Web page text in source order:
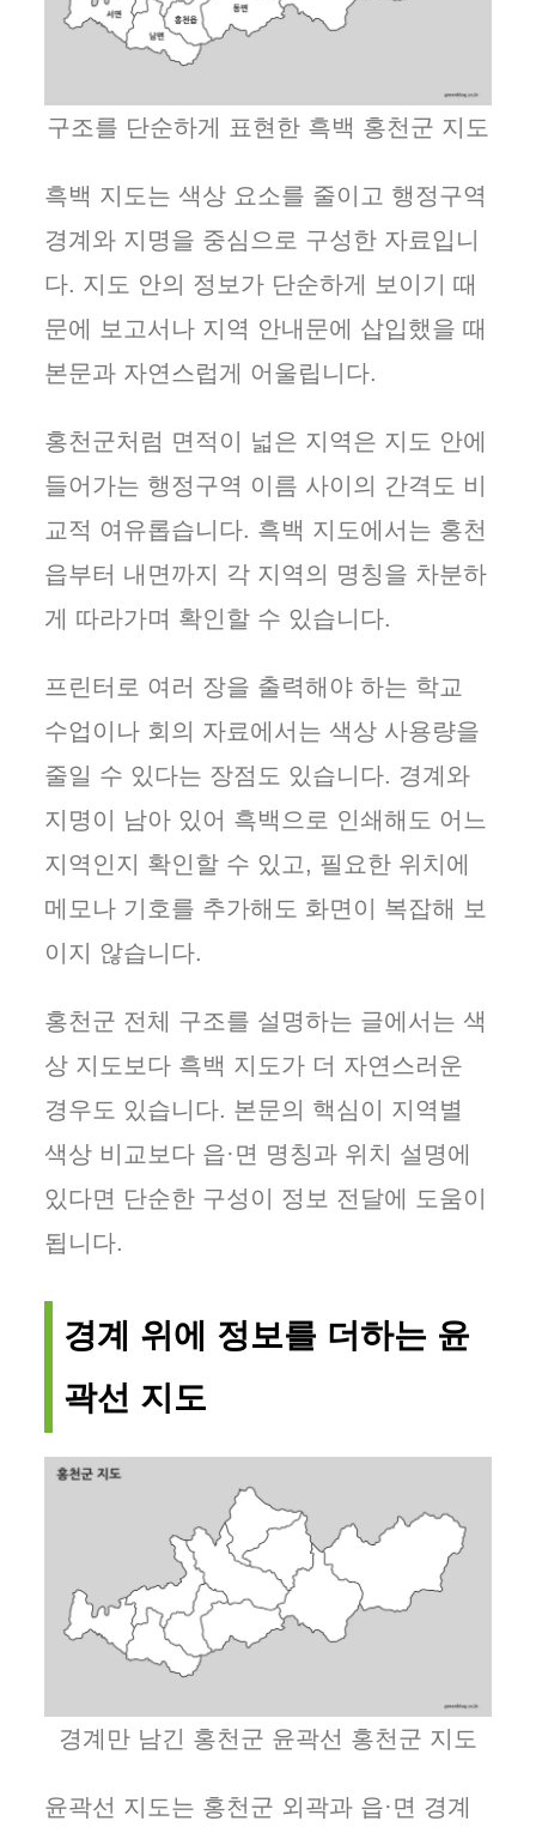
구조를 단순하게 표현한 흑백 홍천군 지도
흑백 지도는 색상 요소를 줄이고 행정구역
경계와 지명을 중심으로 구성한 자료입니
다. 지도 안의 정보가 단순하게 보이기 때
문에 보고서나 지역 안내문에 삽입했을 때
본문과 자연스럽게 어울립니다.
홍천군처럼 면적이 넓은 지역은 지도 안에
들어가는 행정구역 이름 사이의 간격도 비
교적 여유롭습니다. 흑백 지도에서는 홍천
읍부터 내면까지 각 지역의 명칭을 차분하
게 따라가며 확인할 수 있습니다.
프린터로 여러 장을 출력해야 하는 학교
수업이나 회의 자료에서는 색상 사용량을
줄일 수 있다는 장점도 있습니다. 경계와
지명이 남아 있어 흑백으로 인쇄해도 어느
지역인지 확인할 수 있고, 필요한 위치에
메모나 기호를 추가해도 화면이 복잡해 보
이지 않습니다.
홍천군 전체 구조를 설명하는 글에서는 색
상 지도보다 흑백 지도가 더 자연스러운
경우도 있습니다. 본문의 핵심이 지역별
색상 비교보다 읍·면 명칭과 위치 설명에
있다면 단순한 구성이 정보 전달에 도움이
됩니다.
경계 위에 정보를 더하는 윤
곽선 지도
경계만 남긴 홍천군 윤곽선 홍천군 지도
윤곽선 지도는 홍천군 외곽과 읍·면 경계